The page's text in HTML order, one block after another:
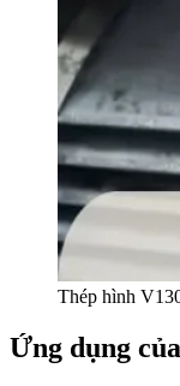
Thép hình
Ứng dụng